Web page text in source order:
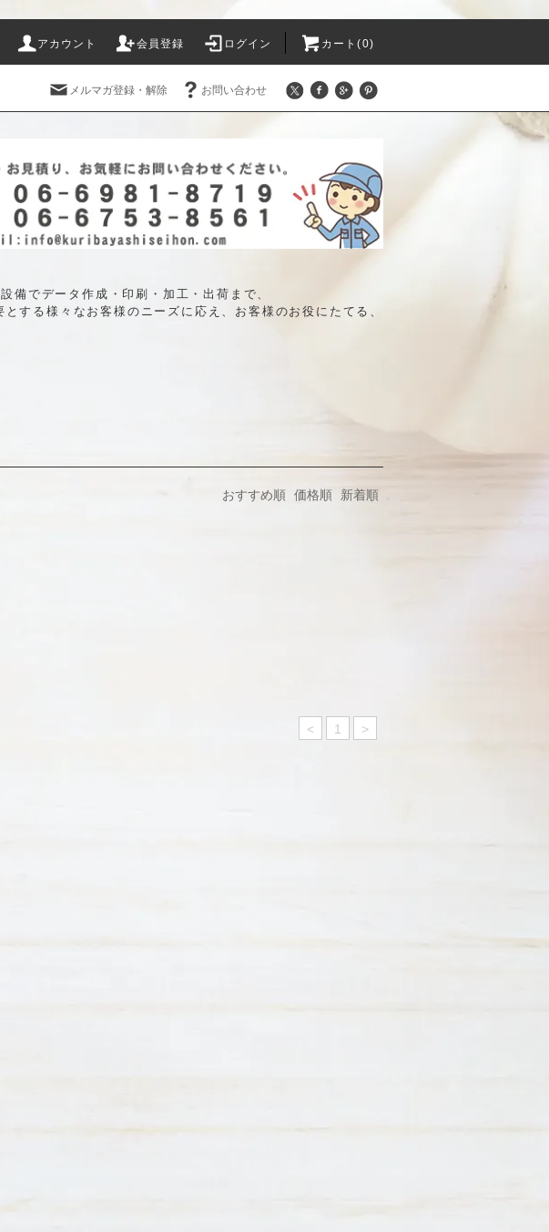
アカウント 会員登録 ログイン カート(0)
メルマガ登録・解除 お問い合わせ
備でデータ作成・印刷・加工・出荷まで、
する様々なお客様のニーズに応え、お客様のお役にたてる、
おすすめ順 価格順 新着順
< 1 >